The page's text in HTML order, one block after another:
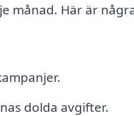
månad. Här är
dolda avgifter.